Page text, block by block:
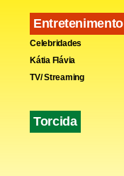
Entretenimento
Celebridades
Kátia Flávia
TV/ Streaming
Torcida